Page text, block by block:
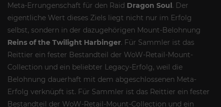
Meta-Errungenschaft für den Raid Dragon Soul. Der
eigentliche Wert dieses Ziels liegt nicht nur im Erfolg
selbst, sondern in der dazugehörigen Mount-Belohnung
Reins of the Twilight Harbinger. Für Sammler ist das
Reittier ein fester Bestandteil der WoW-Retail-Mount-
Collection und ein beliebter Legacy-Erfolg, weil die
Belohnung dauerhaft mit dem abgeschlossenen Meta-
Erfolg verknüpft ist. Für Sammler ist das Reittier ein fester
Bestandteil der WoW-Retail-Mount-Collection und ein